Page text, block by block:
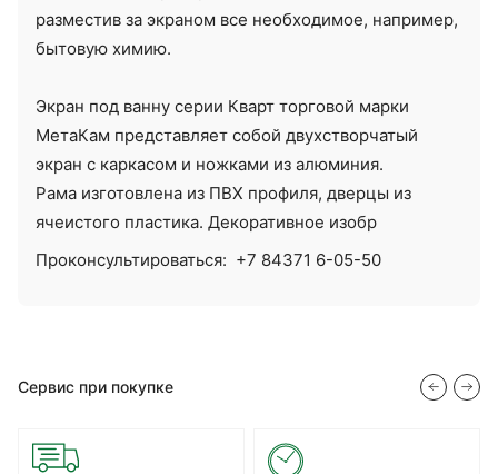
разместив за экраном все необходимое, например,
бытовую химию.
Экран под ванну серии Кварт торговой марки
МетаКам представляет собой двухстворчатый
экран с каркасом и ножками из алюминия.
Рама изготовлена из ПВХ профиля, дверцы из
ячеистого пластика. Декоративное изобр
Проконсультироваться: +7 84371 6-05-50
Сервис при покупке